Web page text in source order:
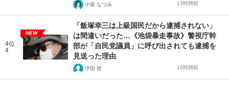
小泉 なつみ 13時間前
4位
4
NEW
「飯塚幸三は上級国民だから逮捕されない」
は間違いだった…《池袋暴走事故》警視庁幹
部が「自民党議員」に呼び出されても逮捕を
見送った理由
守田 哲 16時間前